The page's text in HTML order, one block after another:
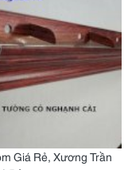
Giá Rẻ, Xương Trần